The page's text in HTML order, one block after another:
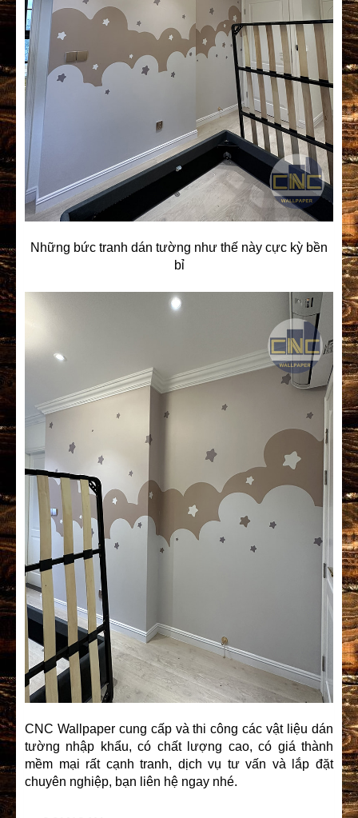
Những bức tranh dán tường như thế này cực kỳ bền
bỉ
CNC Wallpaper cung cấp và thi công các vật liệu dán
tường nhập khẩu, có chất lượng cao, có giá thành
mềm mại rất cạnh tranh, dịch vụ tư vấn và lắp đặt
chuyên nghiệp, bạn liên hệ ngay nhé.